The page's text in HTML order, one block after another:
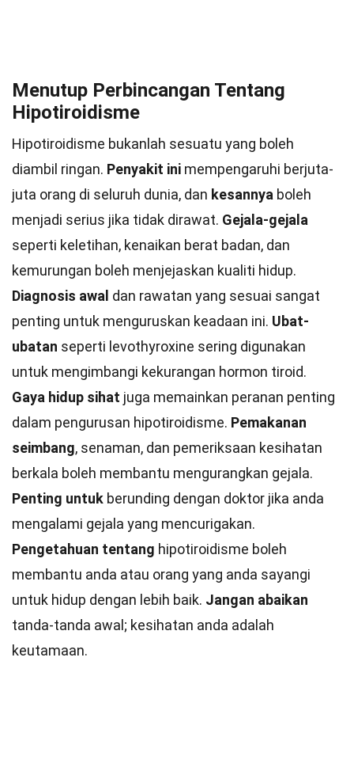
Menutup Perbincangan Tentang
Hipotiroidisme
Hipotiroidisme bukanlah sesuatu yang boleh
diambil ringan. Penyakit ini mempengaruhi berjuta-
juta orang di seluruh dunia, dan kesannya boleh
menjadi serius jika tidak dirawat. Gejala-gejala
seperti keletihan, kenaikan berat badan, dan
kemurungan boleh menjejaskan kualiti hidup.
Diagnosis awal dan rawatan yang sesuai sangat
penting untuk menguruskan keadaan ini. Ubat-
ubatan seperti levothyroxine sering digunakan
untuk mengimbangi kekurangan hormon tiroid.
Gaya hidup sihat juga memainkan peranan penting
dalam pengurusan hipotiroidisme. Pemakanan
seimbang, senaman, dan pemeriksaan kesihatan
berkala boleh membantu mengurangkan gejala.
Penting untuk berunding dengan doktor jika anda
mengalami gejala yang mencurigakan.
Pengetahuan tentang hipotiroidisme boleh
membantu anda atau orang yang anda sayangi
untuk hidup dengan lebih baik. Jangan abaikan
tanda-tanda awal; kesihatan anda adalah
keutamaan.